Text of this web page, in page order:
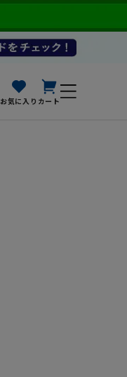
お気に入り カート